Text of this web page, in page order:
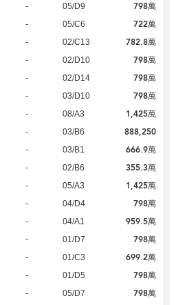
- 05/D9 798萬
- 05/C6 722萬
- 02/C13 782.8萬
- 02/D10 798萬
- 02/D14 798萬
- 03/D10 798萬
- 08/A3 1,425萬
- 03/B6 888,250
- 03/B1 666.9萬
- 02/B6 355.3萬
- 05/A3 1,425萬
- 04/D4 798萬
- 04/A1 959.5萬
- 01/D7 798萬
- 01/C3 699.2萬
- 01/D5 798萬
- 05/D7 798萬